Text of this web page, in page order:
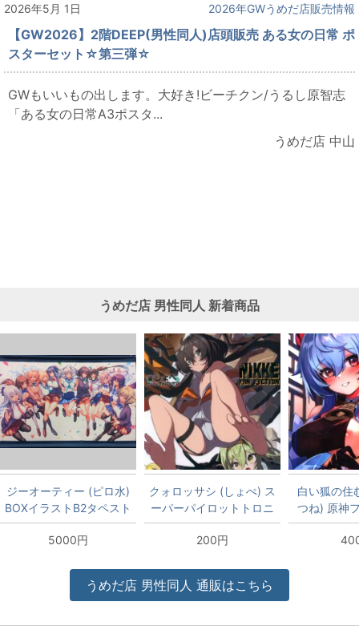
2026年5月 1日 2026年GWうめだ店販売情報
【GW2026】2階DEEP(男性同人)店頭販売 ある女の日常 ポ
スターセット☆第三弾☆
GWもいいもの出します。大好き!ビーチクン/うるし原智志
「ある女の日常A3ポスタ...
うめだ店 中山
うめだ店 男性同人 新着商品
ジーオーティー (ピロ水)
BOXイラストB2タペスト
リー
5000円
クォロッサシ (しょぺ) ス
ーパーパイロットトロニ
ー イタミあり
200円
白い狐の住
つね) 原神
イタ
うめだ店 男性同人 通販はこちら